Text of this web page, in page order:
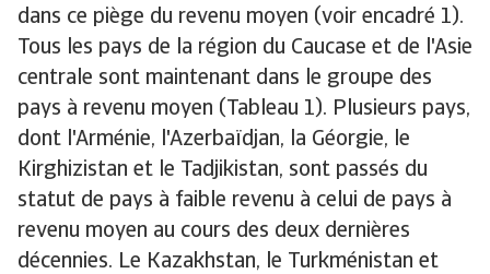
dans ce piège du revenu moyen (voir encadré 1).
Tous les pays de la région du Caucase et de l'Asie
centrale sont maintenant dans le groupe des
pays à revenu moyen (Tableau 1). Plusieurs pays,
dont l'Arménie, l'Azerbaïdjan, la Géorgie, le
Kirghizistan et le Tadjikistan, sont passés du
statut de pays à faible revenu à celui de pays à
revenu moyen au cours des deux dernières
décennies. Le Kazakhstan, le Turkménistan et